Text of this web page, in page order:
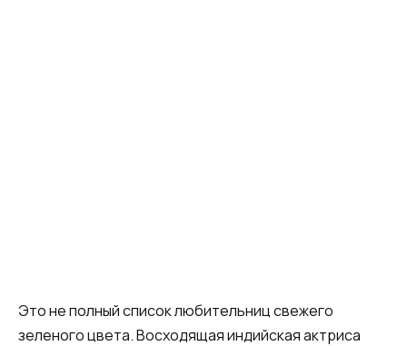
Это не полный список любительниц свежего
зеленого цвета. Восходящая индийская актриса